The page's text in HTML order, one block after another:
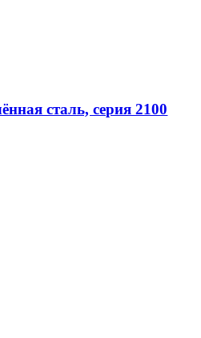
сталь, серия 2100